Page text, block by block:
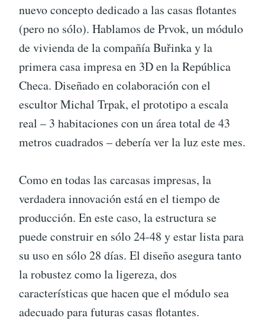
nuevo concepto dedicado a las casas flotantes
(pero no sólo). Hablamos de Prvok, un módulo
de vivienda de la compañía Buřinka y la
primera casa impresa en 3D en la República
Checa. Diseñado en colaboración con el
escultor Michal Trpak, el prototipo a escala
real – 3 habitaciones con un área total de 43
metros cuadrados – debería ver la luz este mes.
Como en todas las carcasas impresas, la
verdadera innovación está en el tiempo de
producción. En este caso, la estructura se
puede construir en sólo 24-48 y estar lista para
su uso en sólo 28 días. El diseño asegura tanto
la robustez como la ligereza, dos
características que hacen que el módulo sea
adecuado para futuras casas flotantes.